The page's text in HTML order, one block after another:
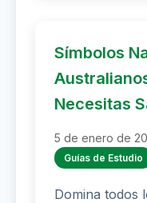
Símbolos
Necesitas
5 de enero de
Guías de Estudio
Domina todos